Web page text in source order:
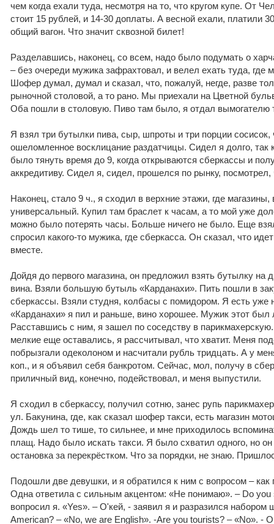
чем когда ехали туда, несмотря на то, что кругом купе. От
стоит 15 рублей, и 14-30 доплаты. А весной ехали, платили
общий вагон. Что значит сквозной билет!
Разделавшись, наконец, со всем, надо было подумать о
– без очереди мужика зафрахтовал, и велел ехать туда, где
Шофер думал, думал и сказал, что, пожалуй, негде, разве
рыночной столовой, а то рано. Мы приехали на Цветной
Оба пошли в столовую. Пиво там было, я отдал вымогателю
Я взял три бутылки пива, сыр, шпроты и три порции
ошеломленное восклицание раздатчицы. Сидел я долго, так
было тянуть время до 9, когда открываются сберкассы и
аккредитиву. Сидел я, сидел, прошелся по рынку, посмотрел,
Наконец, стало 9 ч., я сходил в верхние этажи, где магазины,
универсальный. Купил там браслет к часам, а то мой уже
можно было потерять часы. Больше ничего не было. Еще
спросил какого-то мужика, где сберкасса. Он сказал, что
вместе.
Дойдя до первого магазина, он предложил взять бутылку на
вина. Взяли большую бутыль «Карданахи». Пить пошли в
сберкассы. Взяли студня, колбасы с помидором. Я есть уже
«Карданахи» я пил и раньше, вино хорошее. Мужик этот был
Расставшись с ним, я зашел по соседству в
мелкие еще оставались, я рассчитывал, что хватит. Меня
побрызгали одеколоном и насчитали рубль тридцать. А у
коп., и я объявил себя банкротом. Сейчас, мол, получу в
приличный вид, конечно, подействовал, и меня выпустили.
Я сходил в сберкассу, получил сотню, занес рупь
ул. Бакунина, где, как сказал шофер такси, есть магазин
Дождь шел то тише, то сильнее, и мне приходилось
плащ. Надо было искать такси. Я было схватил одного, но он
остановка за перекрёстком. Что за порядки, не знаю.
Подошли две девушки, и я обратился к ним с вопросом – как
Одна ответила с сильным акцентом: «Не понимаю». – Do you
вопросил я. «Yes». – О'кей, - заявил я и разразился
American? – «No, we are English». -Are you tourists? – «No». -